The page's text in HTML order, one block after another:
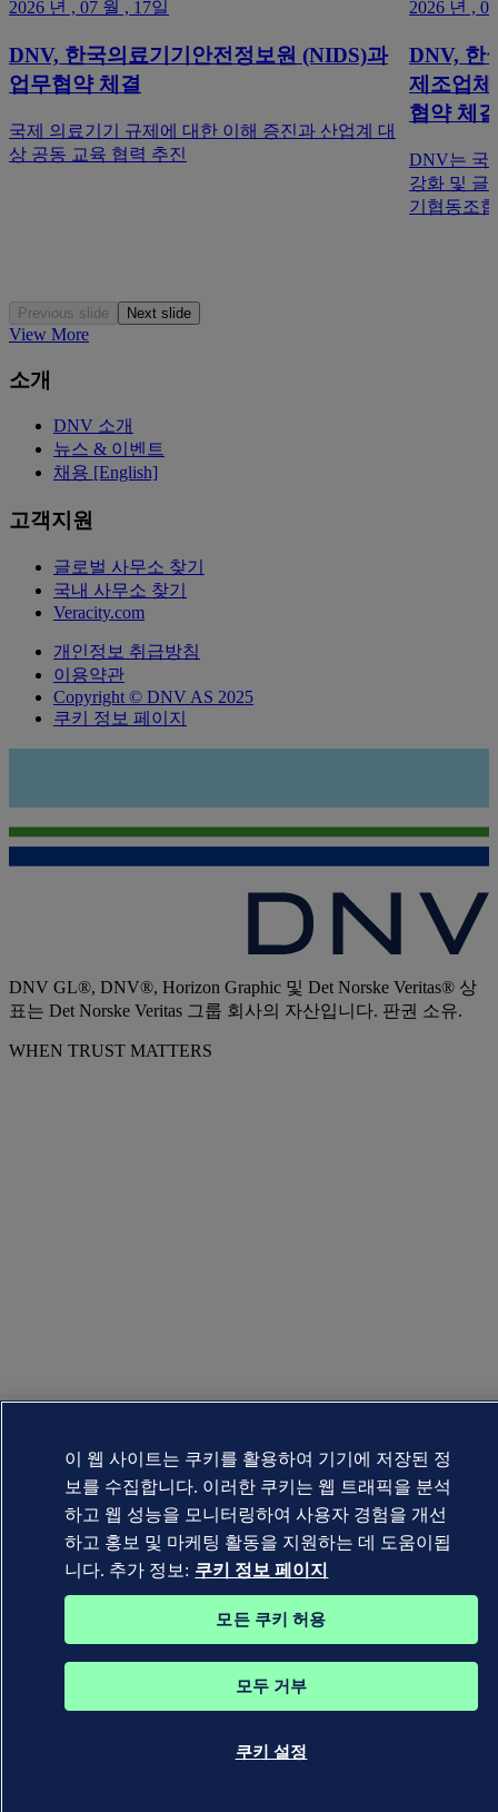
2026 년 , 07 월 , 17일
DNV, 한국의료기기안전정보원 (NIDS)과
업무협약 체결
국제 의료기기 규제에 대한 이해 증진과 산업계 대
상 공동 교육 협력 추진
2026 년 ,
DNV, 한
제조업
협약 체결
DNV는 국
강화 및 글
기협동조
Previous slide Next slide
View More
소개
DNV 소개
뉴스 & 이벤트
채용 [English]
고객지원
글로벌 사무소 찾기
국내 사무소 찾기
Veracity.com
개인정보 취급방침
이용약관
Copyright © DNV AS 2025
쿠키 정보 페이지
DNV GL®, DNV®, Horizon Graphic 및 Det Norske Veritas® 상
표는 Det Norske Veritas 그룹 회사의 자산입니다. 판권 소유.
WHEN TRUST MATTERS
이 웹 사이트는 쿠키를 활용하여 기기에 저장된 정
보를 수집합니다. 이러한 쿠키는 웹 트래픽을 분석
하고 웹 성능을 모니터링하여 사용자 경험을 개선
하고 홍보 및 마케팅 활동을 지원하는 데 도움이됩
니다. 추가 정보: 쿠키 정보 페이지
모든 쿠키 허용
모두 거부
쿠키 설정